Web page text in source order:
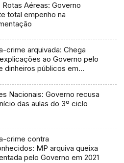
Rotas Aéreas: Governo
total empenho na
crime arquivada: Chega
ao Governo pelo
dinheiros públicos em
Nacionais: Governo recusa
das aulas do 3º ciclo
crime contra
MP arquiva queixa
pelo Governo em 2021